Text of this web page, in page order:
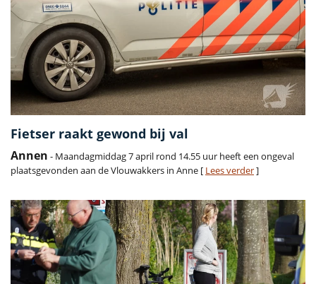
Fietser raakt gewond bij val
Annen - Maandagmiddag 7 april rond 14.55 uur heeft een ongeval
plaatsgevonden aan de Vlouwakkers in Anne [ Lees verder]